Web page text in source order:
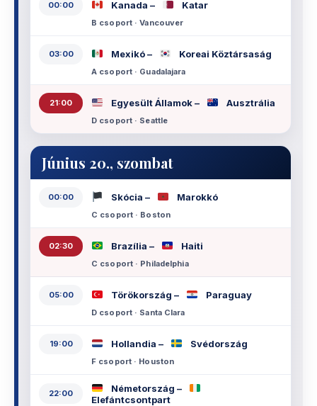
00:00 Kanada – Katar
B csoport · Vancouver
03:00 Mexikó – Koreai Köztársaság
A csoport · Guadalajara
21:00 Egyesült Államok – Ausztrália
D csoport · Seattle
Június 20., szombat
00:00 Skócia – Marokkó
C csoport · Boston
02:30 Brazília – Haiti
C csoport · Philadelphia
05:00 Törökország – Paraguay
D csoport · Santa Clara
19:00 Hollandia – Svédország
F csoport · Houston
22:00
Németország –
Elefántcsontpart